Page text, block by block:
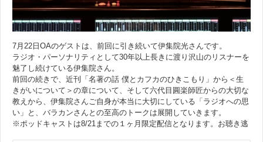
7月22日OAのゲストは、前回に引き続いて伊集院光さんです。
ラジオ・パーソナリティとして30年以上長きに渡り沢山のリスナーを
魅了し続けている伊集院さん。
前回の続きで、近刊「名著の話 僕とカフカのひきこもり」から＜生
きがいについて＞の章について、そして六代目圓楽師匠からの大切な
教えから、伊集院さんご自身が本当に大切にしている「ラジオへの思
い」と、バラカンさんとの至高のトークは展開していきます。
※ポッドキャストは8/21までの１ヶ月限定配信となります。お聴き逃